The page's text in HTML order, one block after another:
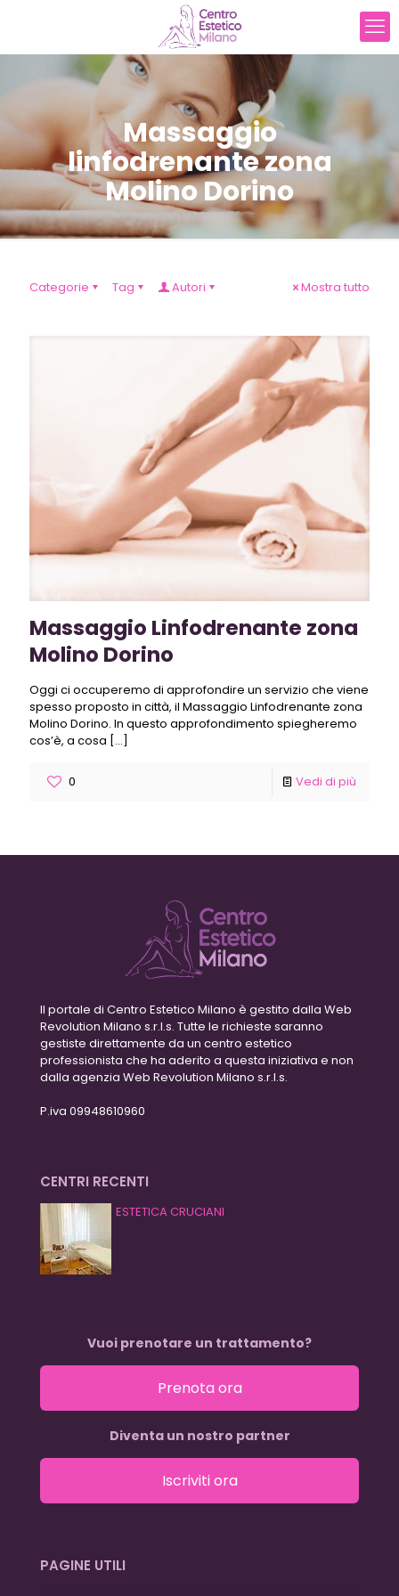
Massaggio
linfodrenante zona
Molino Dorino
Categorie Tag Autori Mostra tutto
Massaggio Linfodrenante zona
Molino Dorino
Oggi ci occuperemo di approfondire un servizio che viene
spesso proposto in città, il Massaggio Linfodrenante zona
Molino Dorino. In questo approfondimento spiegheremo
cos’è, a cosa […]
0 Vedi di più
Il portale di Centro Estetico Milano è gestito dalla Web
Revolution Milano s.r.l.s. Tutte le richieste saranno
gestiste direttamente da un centro estetico
professionista che ha aderito a questa iniziativa e non
dalla agenzia Web Revolution Milano s.r.l.s.
P.iva 09948610960
CENTRI RECENTI
ESTETICA CRUCIANI
Vuoi prenotare un trattamento?
Prenota ora
Diventa un nostro partner
Iscriviti ora
PAGINE UTILI